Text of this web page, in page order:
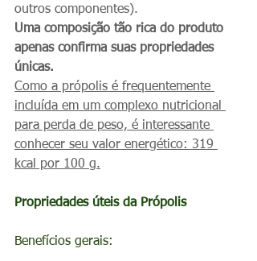
outros componentes).
Uma composição tão rica do produto
apenas confirma suas propriedades
únicas.
Como a própolis é frequentemente
incluída em um complexo nutricional
para perda de peso, é interessante
conhecer seu valor energético: 319
kcal por 100 g.
Propriedades úteis da Própolis
Benefícios gerais: